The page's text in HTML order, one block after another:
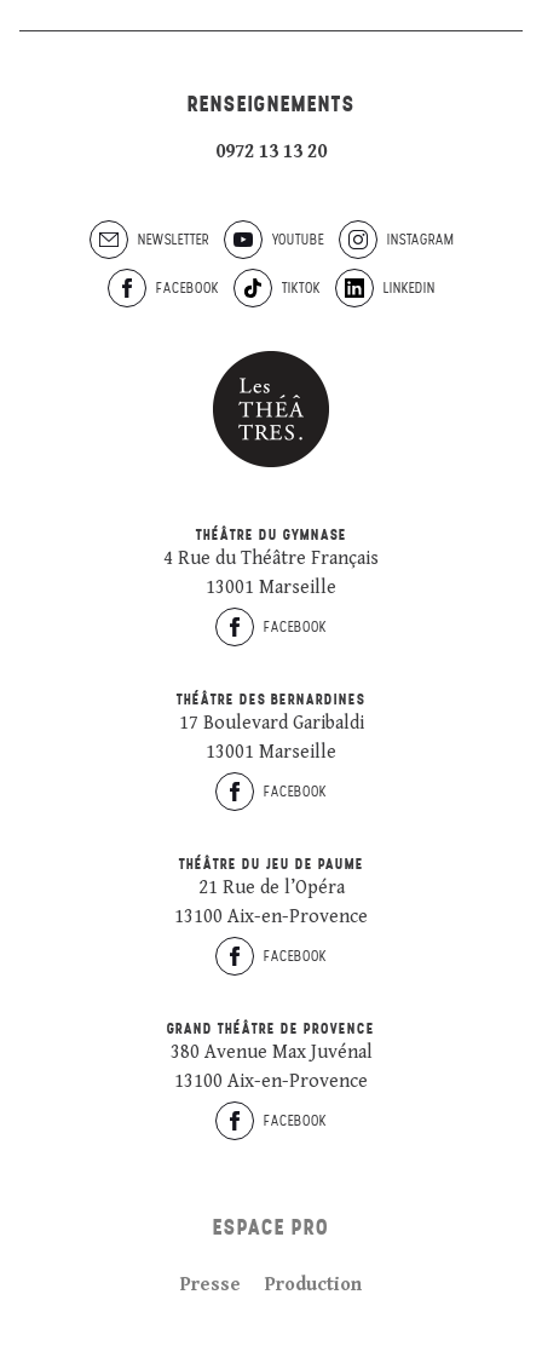
RENSEIGNEMENTS
0972 13 13 20
NEWSLETTER YOUTUBE INSTAGRAM
FACEBOOK TIKTOK LINKEDIN
THÉÂTRE DU GYMNASE
4 Rue du Théâtre Français
13001 Marseille
FACEBOOK
THÉÂTRE DES BERNARDINES
17 Boulevard Garibaldi
13001 Marseille
FACEBOOK
THÉÂTRE DU JEU DE PAUME
21 Rue de l’Opéra
13100 Aix-en-Provence
FACEBOOK
GRAND THÉÂTRE DE PROVENCE
380 Avenue Max Juvénal
13100 Aix-en-Provence
FACEBOOK
ESPACE PRO
Presse Production